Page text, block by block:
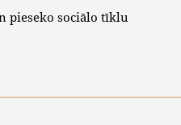
pieseko sociālo tīklu